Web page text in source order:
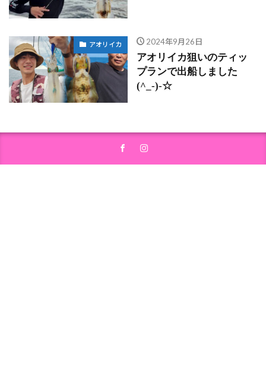
アオリイカ 2024年9月26日
アオリイカ狙いのティッ
プランで出船しました
(^_-)-☆